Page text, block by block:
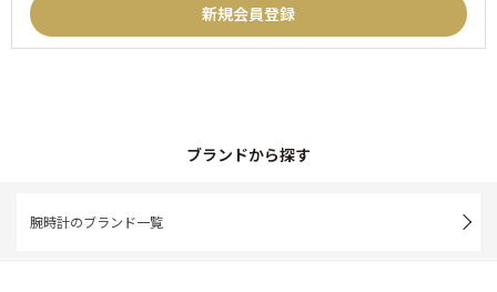
ブランドから探す
腕時計のブランド一覧